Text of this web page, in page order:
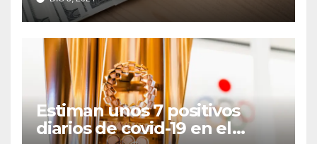
Estiman unos 7 positivos
diarios de covid-19 en el